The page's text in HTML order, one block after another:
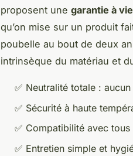
proposent une garantie à vie
qu’on mise sur un produit
poubelle au bout de deux
intrinsèque du matériau et
✅ Neutralité totale :
✅ Sécurité à haute
✅ Compatibilité avec tous
✅ Entretien simple et